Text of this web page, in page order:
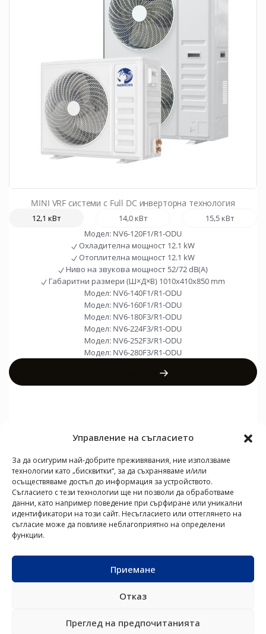
Управление на съгласието
За да осигурим най-добрите преживявания, ние използваме
технологии като „бисквитки“, за да съхраняваме и/или
осъществяваме достъп до информация за устройството.
Съгласието с тези технологии ще ни позволи да обработваме
данни, като например поведение при сърфиране или уникални
идентификатори на този сайт. Несъгласието или оттеглянето на
съгласие може да повлияе неблагоприятно на определени
функции.
Приемане
Отказ
Преглед на предпочитанията
MINI VRF системи с Full DC инверторна технология
12,1 кВт 14,0 кВт
15,5 кВт
Модел: NV6-120F1/R1-ODU
Охладителна мощност 12.1 kW
Отоплителна мощност 12.1 kW
Ниво на звукова мощност 52/72 dB(A)
Габаритни размери (Ш×Д×В) 1010x410x850 mm
Модел: NV6-140F1/R1-ODU
Модел: NV6-160F1/R1-ODU
Модел: NV6-180F3/R1-ODU
Модел: NV6-224F3/R1-ODU
Модел: NV6-252F3/R1-ODU
Модел: NV6-280F3/R1-ODU
Новини
ВЪЗДУШНО-ВЕНТИЛАТОРНИПОЛЕЗНИ ВРЪЗКИ